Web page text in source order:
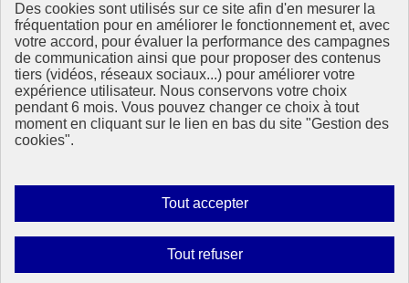
Des cookies sont utilisés sur ce site afin d'en mesurer la
fréquentation pour en améliorer le fonctionnement et, avec
votre accord, pour évaluer la performance des campagnes
de communication ainsi que pour proposer des contenus
tiers (vidéos, réseaux sociaux...) pour améliorer votre
expérience utilisateur. Nous conservons votre choix
pendant 6 mois. Vous pouvez changer ce choix à tout
moment en cliquant sur le lien en bas du site "Gestion des
cookies".
Tout accepterAutoriser
tous
Tout refuserInterdire
tous
Le portail de tous les citoyens pour s’informer sur les enjeux de
l’environnement, du développement durable et trouver des services
utiles
info.gouv.fr- ouvre une nouvelle fenêtre
service-public.fr- ouvre une nouvelle fenêtre
legifrance.gouv.fr- ouvre une nouvelle fenêtre
data.gouv.fr- ouvre une nouvelle fenêtre
Partenaire principal :